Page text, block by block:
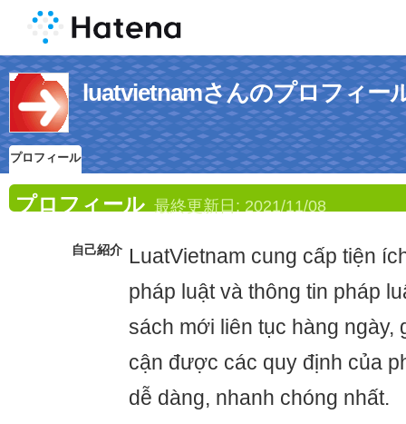
luatvietnamさんのプロフィー
プロフィール
プロフィール 最終更新日: 2021/11/08
自己紹介 LuatVietnam cung cấp tiện
pháp luật và thông tin pháp
sách mới liên tục hàng ngày,
cận được các quy định của
dễ dàng, nhanh chóng nhất.